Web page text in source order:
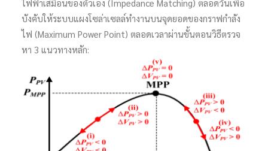
ไฟฟ้าเสมือนของตัวเอง (Impedance Matching) ตลอดวันเพื่อ
บังคับให้ระบบแผงโซล่าเซลล์ทำงานบนจุดยอดของกราฟกำลัง
ไฟ (Maximum Power Point) ตลอดเวลาผ่านขั้นตอนวิธีตรวจ
หา 3 แนวทางหลัก: